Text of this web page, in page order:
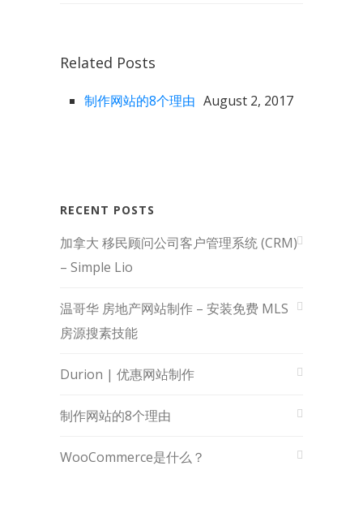
Related Posts
制作网站的8个理由 August 2, 2017
RECENT POSTS
加拿大 移民顾问公司客户管理系统 (CRM)
– Simple Lio
温哥华 房地产网站制作 – 安装免费 MLS
房源搜素技能
Durion | 优惠网站制作
制作网站的8个理由
WooCommerce是什么？